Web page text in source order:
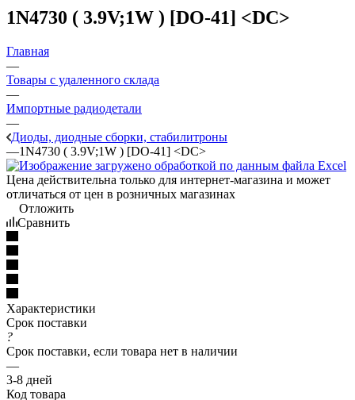
1N4730 ( 3.9V;1W ) [DO-41] <DC>
Главная
—
Товары с удаленного склада
—
Импортные радиодетали
—
Диоды, диодные сборки, стабилитроны
—1N4730 ( 3.9V;1W ) [DO-41] <DC>
Цена действительна только для интернет-магазина и может
отличаться от цен в розничных магазинах
Отложить
Сравнить
Характеристики
Срок поставки
?
Срок поставки, если товара нет в наличии
—
3-8 дней
Код товара